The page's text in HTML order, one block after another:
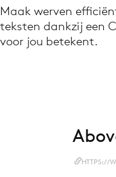
12 nov: MarketingLive!
Maak werven
teksten dankzij een
voor jou betekent.
HTTPS://